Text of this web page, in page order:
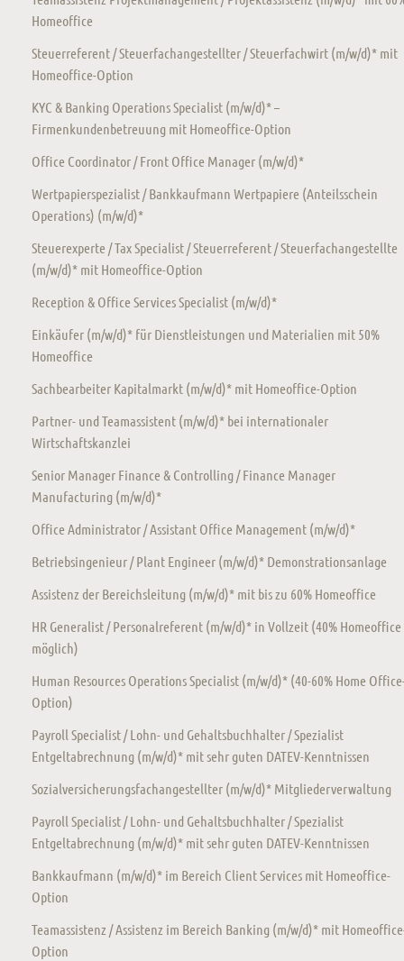
Homeoffice
Steuerreferent / Steuerfachangestellter / Steuerfachwirt (m/w/d)* mit
Homeoffice-Option
KYC & Banking Operations Specialist (m/w/d)* –
Firmenkundenbetreuung mit Homeoffice-Option
Office Coordinator / Front Office Manager (m/w/d)*
Wertpapierspezialist / Bankkaufmann Wertpapiere (Anteilsschein
Operations) (m/w/d)*
Steuerexperte / Tax Specialist / Steuerreferent / Steuerfachangestellte
(m/w/d)* mit Homeoffice-Option
Reception & Office Services Specialist (m/w/d)*
Einkäufer (m/w/d)* für Dienstleistungen und Materialien mit 50%
Homeoffice
Sachbearbeiter Kapitalmarkt (m/w/d)* mit Homeoffice-Option
Partner- und Teamassistent (m/w/d)* bei internationaler
Wirtschaftskanzlei
Senior Manager Finance & Controlling / Finance Manager
Manufacturing (m/w/d)*
Office Administrator / Assistant Office Management (m/w/d)*
Betriebsingenieur / Plant Engineer (m/w/d)* Demonstrationsanlage
Assistenz der Bereichsleitung (m/w/d)* mit bis zu 60% Homeoffice
HR Generalist / Personalreferent (m/w/d)* in Vollzeit (40% Homeoffice
möglich)
Human Resources Operations Specialist (m/w/d)* (40-60% Home
Option)
Payroll Specialist / Lohn- und Gehaltsbuchhalter / Spezialist
Entgeltabrechnung (m/w/d)* mit sehr guten DATEV-Kenntnissen
Sozialversicherungsfachangestellter (m/w/d)* Mitgliederverwaltung
Payroll Specialist / Lohn- und Gehaltsbuchhalter / Spezialist
Entgeltabrechnung (m/w/d)* mit sehr guten DATEV-Kenntnissen
Bankkaufmann (m/w/d)* im Bereich Client Services mit Homeoffice-
Option
Teamassistenz / Assistenz im Bereich Banking (m/w/d)* mit
Option